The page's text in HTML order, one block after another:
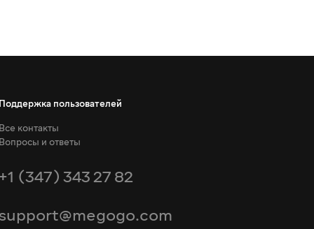
Поддержка пользователей
Все контакты
Вопросы и ответы
+1 (347) 343 27 82
support@megogo.com